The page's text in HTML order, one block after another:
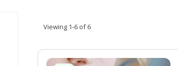
Viewing 1-6 of 6